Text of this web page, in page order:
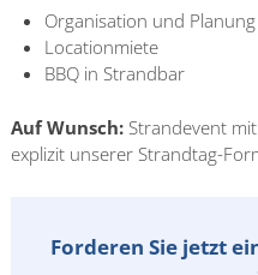
Organisation und Planung
Locationmiete
BBQ in Strandbar
Auf Wunsch:Strandevent
explizit unserer Strandtag-
Forderen Sie jetzt